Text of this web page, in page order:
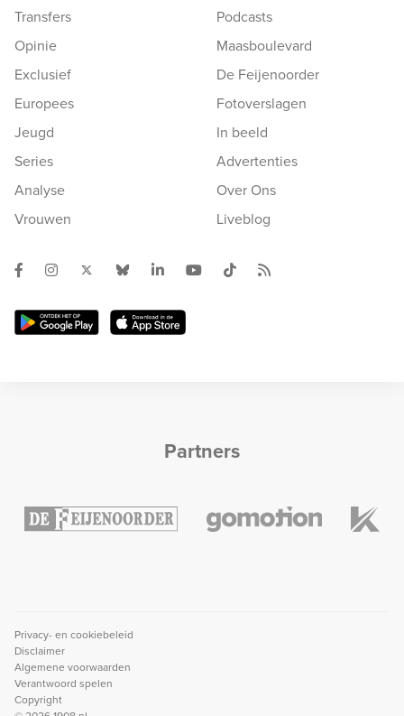
Transfers
Opinie
Exclusief
Europees
Jeugd
Series
Analyse
Vrouwen
Podcasts
Maasboulevard
De Feijenoorder
Fotoverslagen
In beeld
Advertenties
Over Ons
Liveblog
Partners
Privacy- en cookiebeleid
Disclaimer
Algemene voorwaarden
Verantwoord spelen
Copyright